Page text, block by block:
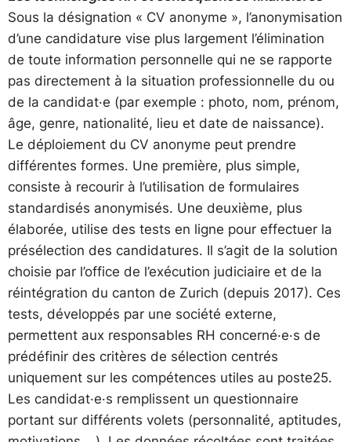
Sous la désignation « CV anonyme », l’anonymisation
d’une candidature vise plus largement l’élimination
de toute information personnelle qui ne se rapporte
pas directement à la situation professionnelle du ou
de la candidat·e (par exemple : photo, nom, prénom,
âge, genre, nationalité, lieu et date de naissance).
Le déploiement du CV anonyme peut prendre
différentes formes. Une première, plus simple,
consiste à recourir à l’utilisation de formulaires
standardisés anonymisés. Une deuxième, plus
élaborée, utilise des tests en ligne pour effectuer la
présélection des candidatures. Il s’agit de la solution
choisie par l’office de l’exécution judiciaire et de la
réintégration du canton de Zurich (depuis 2017). Ces
tests, développés par une société externe,
permettent aux responsables RH concerné·e·s de
prédéfinir des critères de sélection centrés
uniquement sur les compétences utiles au poste25.
Les candidat·e·s remplissent un questionnaire
portant sur différents volets (personnalité, aptitudes,